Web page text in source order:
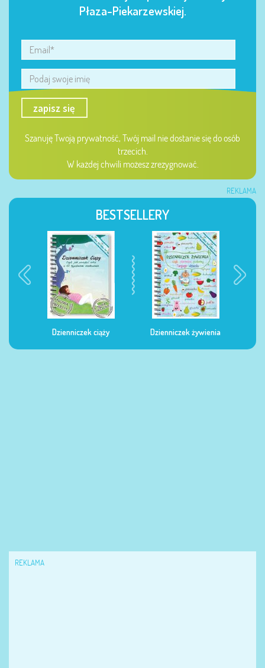
Płaza-Piekarzewskiej.
zapisz się
Szanuję Twoją prywatność, Twój mail nie dostanie się do osób
trzecich.
W każdej chwili możesz zrezygnować.
REKLAMA
BESTSELLERY
Dzienniczek ciąży Dzienniczek żywienia
REKLAMA